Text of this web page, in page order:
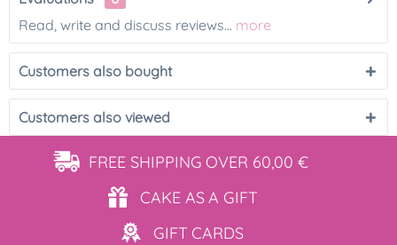
Read, write and discuss reviews... more
Customers also bought
Customers also viewed
FREE SHIPPING OVER 60,00 €
CAKE ASA GIFT
GIFT CARDS